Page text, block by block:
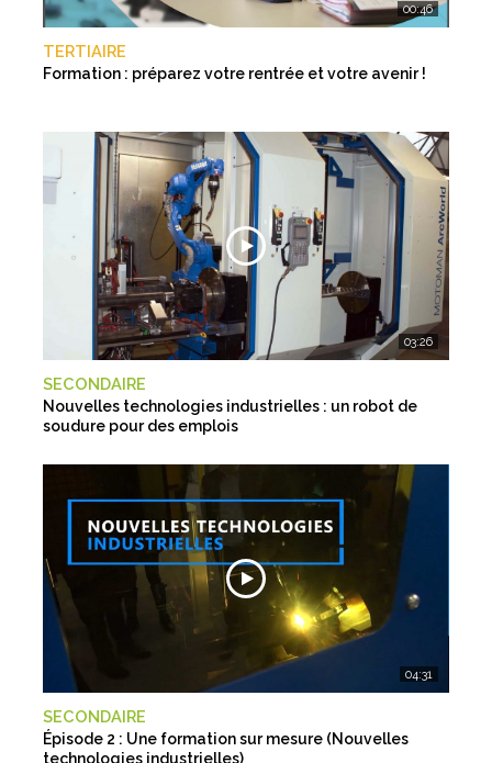
00:46
TERTIAIRE
Formation : préparez votre rentrée et votre avenir !
03:26
SECONDAIRE
Nouvelles technologies industrielles : un robot de
soudure pour des emplois
04:31
SECONDAIRE
Épisode 2 : Une formation sur mesure (Nouvelles
technologies industrielles)